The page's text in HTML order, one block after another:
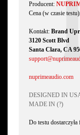
Producent:
Cena (w czasie
Kontakt: Brand
3120 Scott Blvd
Santa Clara, CA
nuprimeaudio.com
DESIGNED IN
MADE IN (?)
Do testu dostarczyła